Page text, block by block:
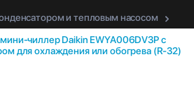
и тепловым насосом
чиллер Daikin EWYA006DV3P с
для охлаждения или обогрева (R-32)